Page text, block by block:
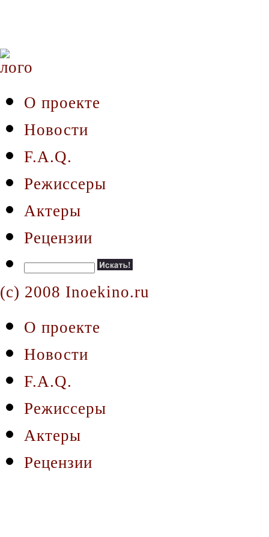
О проекте
Новости
F.A.Q.
Режиссеры
Актеры
Рецензии
(c) 2008 Inoekino.ru
О проекте
Новости
F.A.Q.
Режиссеры
Актеры
Рецензии